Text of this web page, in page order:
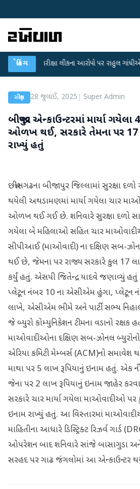
બ્રેકિંગ
પરીક્ષા લીકના આરોપો પર રાહુલ ગાંધીએ કેન્દ્ર પર
રાષ્ટ્રીય 28 જુલાઈ, 2025 Super Admin
બીજાપુર એન્કાઉન્ટરમાં માર્યા
ઓળખ થઈ, સરકારે તેમના પર 17
રાખ્યું હતું
છત્તીસગઢના બીજાપુર જિલ્લામાં સુરક્ષા
થયેલી અથડામણમાં માર્યા ગયેલા ચાર
ઓળખ થઈ ગઈ છે. શનિવારે સુરક્ષા દળો
ગયેલા બે મહિલાઓ સહિત ચાર
સીપીઆઈ (માઓવાદી) ના દક્ષિણ સબ-
થઈ છે, જેમના પર રાજ્ય સરકારે કુલ 17
કર્યું હતું. એસપી જિતેન્દ્ર યાદવે જણાવ્યું
પ્લેટૂન નંબર 10 ના એસીએમ હુંગા, પ્લેટૂન
લાખે, એસીએમ ભીમે અને પાર્ટી સભ્ય
જે બ્યુરો કોમ્યુનિકેશન ટીમના વડાનો રક્ષક
માઓવાદીઓના દક્ષિણ સબ-ઝોનલ
એરિયા કમિટી મેમ્બર્સ (ACM)નો સમાવેશ
માથા પર 5 લાખ રૂપિયાનું ઇનામ હતું. એક
જેના પર 2 લાખ રૂપિયાનું ઇનામ જાહેર
સરકારે ચાર માર્યા ગયેલા માઓવાદીઓ
ઇનામ રાખ્યું હતું. આ વિસ્તારમાં
માહિતીના આધારે ડિસ્ટ્રિક્ટ રિઝર્વ ગાર્ડ
ઓપરેશન બાદ શનિવારે સાંજે બાસાગુડા
સરહદ પર ગાઢ જંગલોમાં આ એન્કાઉન્ટર